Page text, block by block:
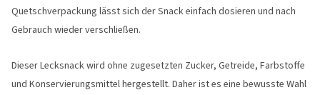
Quetschverpackung lässt sich der Snack einfach dosieren und nach
Gebrauch wieder verschließen.
Dieser Lecksnack wird ohne zugesetzten Zucker, Getreide, Farbstoffe
und Konservierungsmittel hergestellt. Daher ist es eine bewusste Wahl